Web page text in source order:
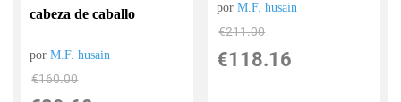
cabeza de caballo
porM.F. husain
€160.00
porM.F. husain
€211.00
€118.16